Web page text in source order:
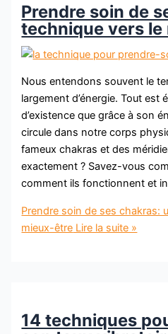
Prendre soin de
technique vers
Nous entendons souvent le
largement d’énergie. Tout est
d’existence que grâce à son
circule dans notre corps
fameux chakras et des
exactement ? Savez-vous
comment ils fonctionnent et
Prendre soin de ses chakras:
mieux-être Lire la suite »
14 techniques